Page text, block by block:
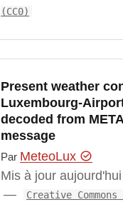
(CC0)
Present weather
Luxembourg-
decoded from
message
Par MeteoLux
Mis à jour aujourd'hui
Creative Commons